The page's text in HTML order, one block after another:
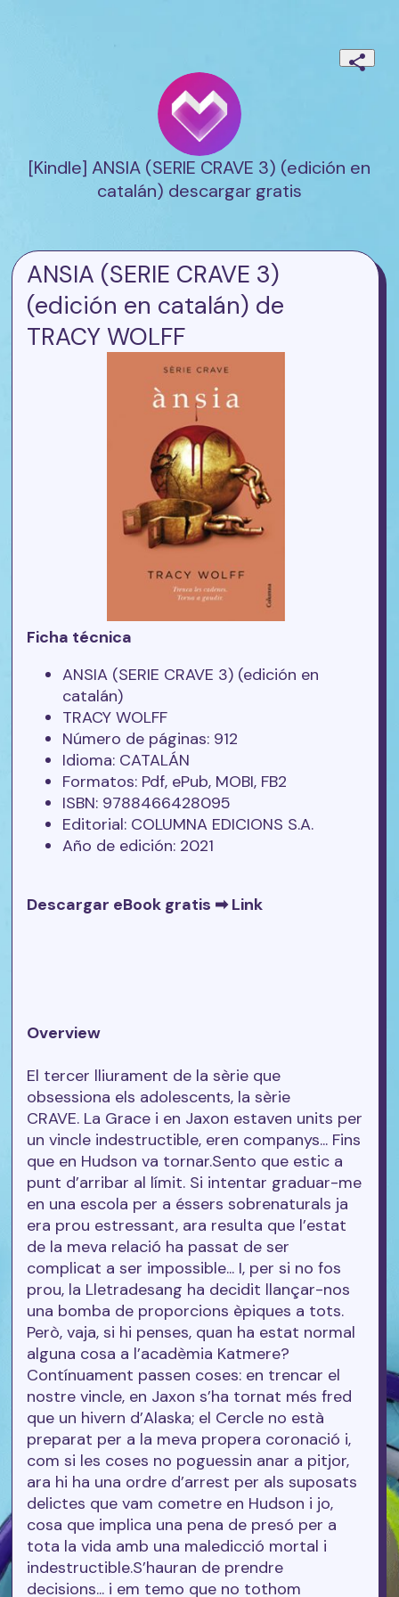
[Kindle] ANSIA (SERIE CRAVE 3) (edición en
catalán) descargar gratis
ANSIA (SERIE CRAVE 3)
(edición en catalán) de
TRACY WOLFF
Ficha técnica
ANSIA (SERIE CRAVE 3) (edición en
catalán)
TRACY WOLFF
Número de páginas: 912
Idioma: CATALÁN
Formatos: Pdf, ePub, MOBI, FB2
ISBN: 9788466428095
Editorial: COLUMNA EDICIONS S.A.
Año de edición: 2021
Descargar eBook gratis ➡Link
Overview
El tercer lliurament de la sèrie que
obsessiona els adolescents, la sèrie
CRAVE. La Grace i en Jaxon estaven units per
un vincle indestructible, eren companys... Fins
que en Hudson va tornar.Sento que estic a
punt d’arribar al límit. Si intentar graduar-me
en una escola per a éssers sobrenaturals ja
era prou estressant, ara resulta que l’estat
de la meva relació ha passat de ser
complicat a ser impossible... I, per si no fos
prou, la Lletradesang ha decidit llançar-nos
una bomba de proporcions èpiques a tots.
Però, vaja, si hi penses, quan ha estat normal
alguna cosa a l’acadèmia Katmere?
Contínuament passen coses: en trencar el
nostre vincle, en Jaxon s’ha tornat més fred
que un hivern d’Alaska; el Cercle no està
preparat per a la meva propera coronació i,
com si les coses no poguessin anar a pitjor,
ara hi ha una ordre d’arrest per als suposats
delictes que vam cometre en Hudson i jo,
cosa que implica una pena de presó per a
tota la vida amb una maledicció mortal i
indestructible.S’hauran de prendre
decisions... i em temo que no tothom